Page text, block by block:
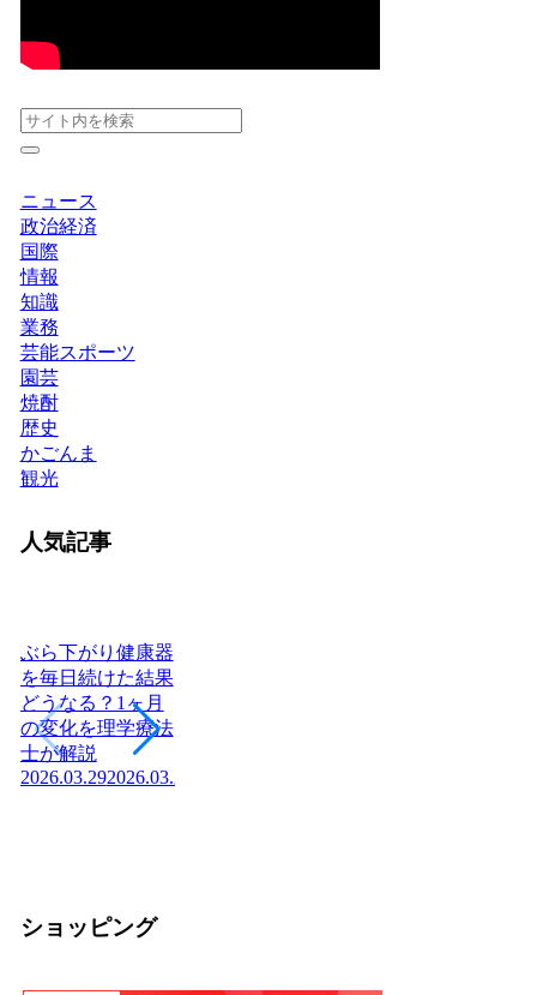
ニュース
政治経済
国際
情報
知識
業務
芸能スポーツ
園芸
焼酎
歴史
かごんま
観光
人気記事
ぶら下がり健康器
を毎日続けた結果
どうなる？1ヶ月
の変化を理学療法
士が解説
2026.03.292026.03.29
ショッピング